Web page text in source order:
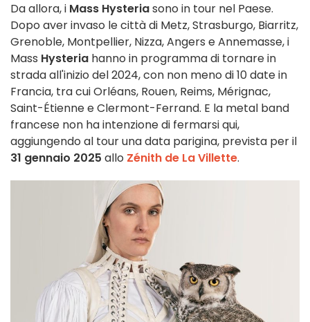
Da allora, i Mass Hysteriasono in tour nel Paese.
Dopo aver invaso le città di Metz, Strasburgo, Biarritz,
Grenoble, Montpellier, Nizza, Angers e Annemasse, i
Mass Hysteria hanno in programma di tornare in
strada all'inizio del 2024, con non meno di 10 date in
Francia, tra cui Orléans, Rouen, Reims, Mérignac,
Saint-Étienne e Clermont-Ferrand. E la metal band
francese non ha intenzione di fermarsi qui,
aggiungendo al tour una data parigina, prevista per il
31 gennaio 2025 allo Zénith de La Villette.